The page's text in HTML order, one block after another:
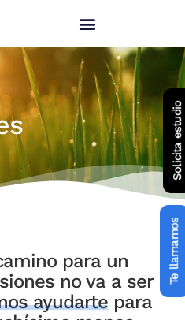
Solicita estudio
Te llamamos
para un
no va a ser
ayudarte para